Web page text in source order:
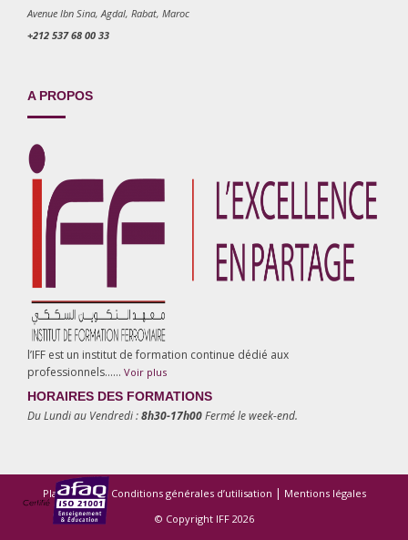
Avenue Ibn Sina, Agdal, Rabat, Maroc
+212 537 68 00 33
A PROPOS
l’IFF est un institut de formation continue dédié aux
professionnels…… Voir plus
HORAIRES DES FORMATIONS
Du Lundi au Vendredi :8h30-17h00Fermé le week-end.
Plan du site | Conditions générales d’utilisation | Mentions légales
© Copyright IFF 2026